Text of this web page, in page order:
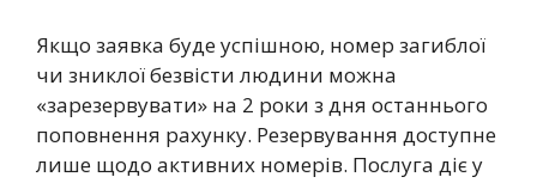
Якщо заявка буде успішною, номер загиблої
чи зниклої безвісти людини можна
«зарезервувати» на 2 роки з дня останнього
поповнення рахунку. Резервування доступне
лише щодо активних номерів. Послуга діє у